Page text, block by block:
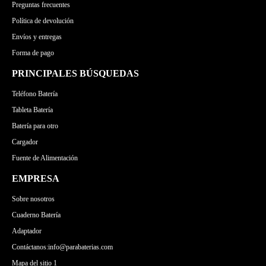
Preguntas frecuentes
Política de devolución
Envíos y entregas
Forma de pago
PRINCIPALES BÚSQUEDAS
Teléfono Batería
Tableta Batería
Batería para otro
Cargador
Fuente de Alimentación
EMPRESA
Sobre nosotros
Cuaderno Batería
Adaptador
Contáctanos:info@parabaterias.com
Mapa del sitio 1